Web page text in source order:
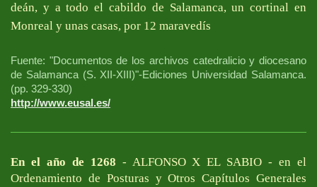
deán, y a todo el cabildo de Salamanca, un cortinal en
Monreal y unas casas, por 12 maravedís
Fuente: "Documentos de los archivos catedralicio y diocesano
de Salamanca (S. XII-XIII)"-Ediciones Universidad Salamanca.
(pp. 329-330)
http://www.eusal.es/
En el año de 1268 - ALFONSO X EL SABIO - en el
Ordenamiento de Posturas y Otros Capítulos Generales